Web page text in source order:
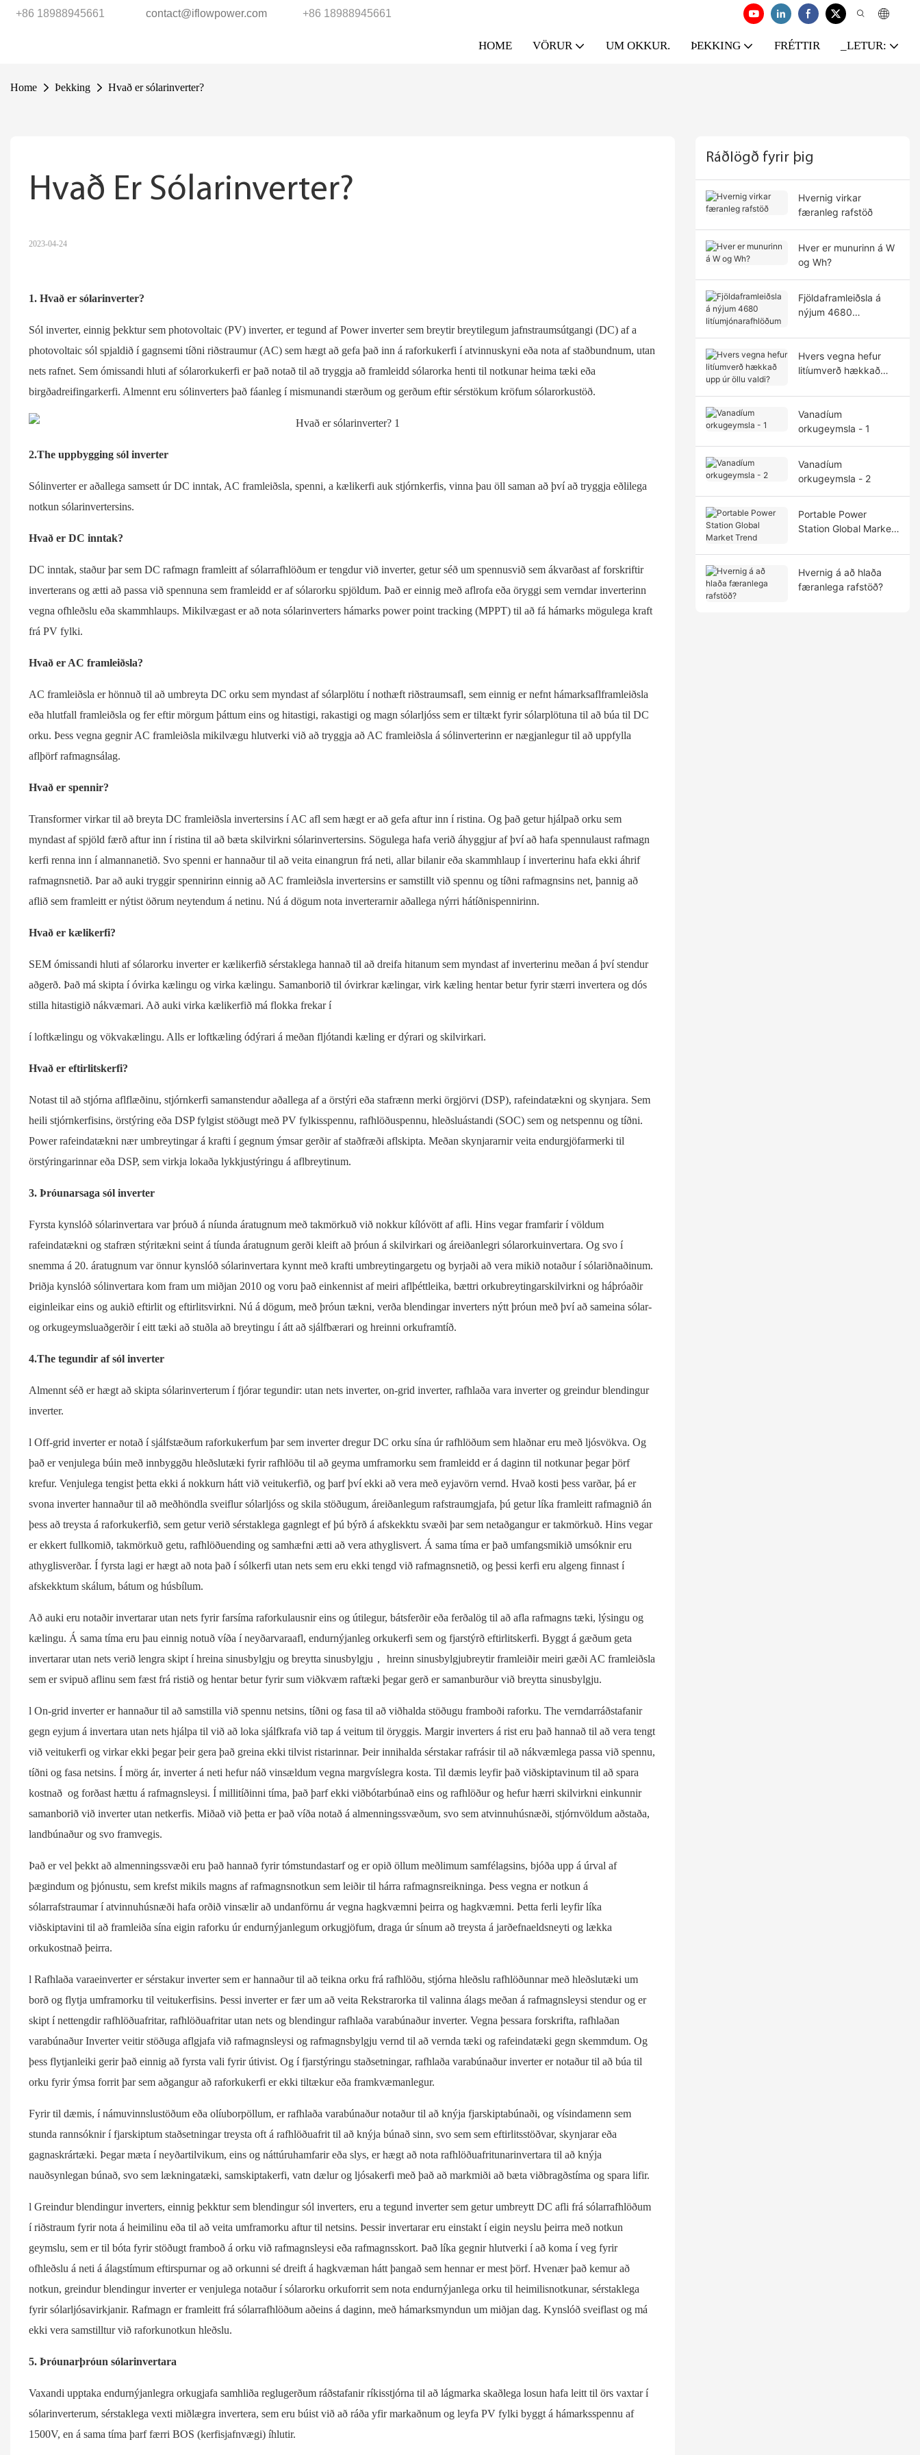
+86 18988945661 contact@iflowpower.com +86 18988945661
HOME VÖRUR UM OKKUR. ÞEKKING FRÉTTIR _LETUR:
Home Þekking Hvað er sólarinverter?
Hvað Er Sólarinverter?
2023-04-24
1. Hvað er sólarinverter?
Sól inverter, einnig þekktur sem photovoltaic (PV) inverter, er tegund af Power inverter sem breytir breytilegum jafnstraumsútgangi (DC) af a
photovoltaic sól spjaldið í gagnsemi tíðni riðstraumur (AC) sem hægt að gefa það inn á raforkukerfi í atvinnuskyni eða nota af staðbundnum, utan
nets rafnet. Sem ómissandi hluti af sólarorkukerfi er það notað til að tryggja að framleidd sólarorka henti til notkunar heima tæki eða
birgðadreifingarkerfi. Almennt eru sólinverters það fáanleg í mismunandi stærðum og gerðum eftir sérstökum kröfum sólarorkustöð.
2.The uppbygging sól inverter
Sólinverter er aðallega samsett úr DC inntak, AC framleiðsla, spenni, a kælikerfi auk stjórnkerfis, vinna þau öll saman að því að tryggja eðlilega
notkun sólarinvertersins.
Hvað er DC inntak?
DC inntak, staður þar sem DC rafmagn framleitt af sólarrafhlöðum er tengdur við inverter, getur séð um spennusvið sem ákvarðast af forskriftir
inverterans og ætti að passa við spennuna sem framleidd er af sólarorku spjöldum. Það er einnig með aflrofa eða öryggi sem verndar inverterinn
vegna ofhleðslu eða skammhlaups. Mikilvægast er að nota sólarinverters hámarks power point tracking (MPPT) til að fá hámarks mögulega kraft
frá PV fylki.
Hvað er AC framleiðsla?
AC framleiðsla er hönnuð til að umbreyta DC orku sem myndast af sólarplötu í nothæft riðstraumsafl, sem einnig er nefnt hámarksaflframleiðsla
eða hlutfall framleiðsla og fer eftir mörgum þáttum eins og hitastigi, rakastigi og magn sólarljóss sem er tiltækt fyrir sólarplötuna til að búa til DC
orku. Þess vegna gegnir AC framleiðsla mikilvægu hlutverki við að tryggja að AC framleiðsla á sólinverterinn er nægjanlegur til að uppfylla
aflþörf rafmagnsálag.
Hvað er spennir?
Transformer virkar til að breyta DC framleiðsla invertersins í AC afl sem hægt er að gefa aftur inn í ristina. Og það getur hjálpað orku sem
myndast af spjöld færð aftur inn í ristina til að bæta skilvirkni sólarinvertersins. Sögulega hafa verið áhyggjur af því að hafa spennulaust rafmagn
kerfi renna inn í almannanetið. Svo spenni er hannaður til að veita einangrun frá neti, allar bilanir eða skammhlaup í inverterinu hafa ekki áhrif
rafmagnsnetið. Þar að auki tryggir spennirinn einnig að AC framleiðsla invertersins er samstillt við spennu og tíðni rafmagnsins net, þannig að
aflið sem framleitt er nýtist öðrum neytendum á netinu. Nú á dögum nota inverterarnir aðallega nýrri hátíðnispennirinn.
Hvað er kælikerfi?
SEM ómissandi hluti af sólarorku inverter er kælikerfið sérstaklega hannað til að dreifa hitanum sem myndast af inverterinu meðan á því stendur
aðgerð. Það má skipta í óvirka kælingu og virka kælingu. Samanborið til óvirkrar kælingar, virk kæling hentar betur fyrir stærri invertera og dós
stilla hitastigið nákvæmari. Að auki virka kælikerfið má flokka frekar í
í loftkælingu og vökvakælingu. Alls er loftkæling ódýrari á meðan fljótandi kæling er dýrari og skilvirkari.
Hvað er eftirlitskerfi?
Notast til að stjórna aflflæðinu, stjórnkerfi samanstendur aðallega af a örstýri eða stafrænn merki örgjörvi (DSP), rafeindatækni og skynjara. Sem
heili stjórnkerfisins, örstýring eða DSP fylgist stöðugt með PV fylkisspennu, rafhlöðuspennu, hleðsluástandi (SOC) sem og netspennu og tíðni.
Power rafeindatækni nær umbreytingar á krafti í gegnum ýmsar gerðir af staðfræði aflskipta. Meðan skynjararnir veita endurgjöfarmerki til
örstýringarinnar eða DSP, sem virkja lokaða lykkjustýringu á aflbreytinum.
3. Þróunarsaga sól inverter
Fyrsta kynslóð sólarinvertara var þróuð á níunda áratugnum með takmörkuð við nokkur kílóvött af afli. Hins vegar framfarir í völdum
rafeindatækni og stafræn stýritækni seint á tíunda áratugnum gerði kleift að þróun á skilvirkari og áreiðanlegri sólarorkuinvertara. Og svo í
snemma á 20. áratugnum var önnur kynslóð sólarinvertara kynnt með krafti umbreytingargetu og byrjaði að vera mikið notaður í sólariðnaðinum.
Þriðja kynslóð sólinvertara kom fram um miðjan 2010 og voru það einkennist af meiri aflþéttleika, bættri orkubreytingarskilvirkni og háþróaðir
eiginleikar eins og aukið eftirlit og eftirlitsvirkni. Nú á dögum, með þróun tækni, verða blendingar inverters nýtt þróun með því að sameina sólar-
og orkugeymsluaðgerðir í eitt tæki að stuðla að breytingu í átt að sjálfbærari og hreinni orkuframtíð.
4.The tegundir af sól inverter
Almennt séð er hægt að skipta sólarinverterum í fjórar tegundir: utan nets inverter, on-grid inverter, rafhlaða vara inverter og greindur blendingur
inverter.
l Off-grid inverter er notað í sjálfstæðum raforkukerfum þar sem inverter dregur DC orku sína úr rafhlöðum sem hlaðnar eru með ljósvökva. Og
það er venjulega búin með innbyggðu hleðslutæki fyrir rafhlöðu til að geyma umframorku sem framleidd er á daginn til notkunar þegar þörf
krefur. Venjulega tengist þetta ekki á nokkurn hátt við veitukerfið, og þarf því ekki að vera með eyjavörn vernd. Hvað kosti þess varðar, þá er
svona inverter hannaður til að meðhöndla sveiflur sólarljóss og skila stöðugum, áreiðanlegum rafstraumgjafa, þú getur líka framleitt rafmagnið án
þess að treysta á raforkukerfið, sem getur verið sérstaklega gagnlegt ef þú býrð á afskekktu svæði þar sem netaðgangur er takmörkuð. Hins vegar
er ekkert fullkomið, takmörkuð getu, rafhlöðuending og samhæfni ætti að vera athyglisvert. Á sama tíma er það umfangsmikið umsóknir eru
athyglisverðar. Í fyrsta lagi er hægt að nota það í sólkerfi utan nets sem eru ekki tengd við rafmagnsnetið, og þessi kerfi eru algeng finnast í
afskekktum skálum, bátum og húsbílum.
Að auki eru notaðir invertarar utan nets fyrir farsíma raforkulausnir eins og útilegur, bátsferðir eða ferðalög til að afla rafmagns tæki, lýsingu og
kælingu. Á sama tíma eru þau einnig notuð víða í neyðarvaraafl, endurnýjanleg orkukerfi sem og fjarstýrð eftirlitskerfi. Byggt á gæðum geta
invertarar utan nets verið lengra skipt í hreina sinusbylgju og breytta sinusbylgju， hreinn sinusbylgjubreytir framleiðir meiri gæði AC framleiðsla
sem er svipuð aflinu sem fæst frá ristið og hentar betur fyrir sum viðkvæm raftæki þegar gerð er samanburður við breytta sinusbylgju.
l On-grid inverter er hannaður til að samstilla við spennu netsins, tíðni og fasa til að viðhalda stöðugu framboði raforku. The verndarráðstafanir
gegn eyjum á invertara utan nets hjálpa til við að loka sjálfkrafa við tap á veitum til öryggis. Margir inverters á rist eru það hannað til að vera tengt
við veitukerfi og virkar ekki þegar þeir gera það greina ekki tilvist ristarinnar. Þeir innihalda sérstakar rafrásir til að nákvæmlega passa við spennu,
tíðni og fasa netsins. Í mörg ár, inverter á neti hefur náð vinsældum vegna margvíslegra kosta. Til dæmis leyfir það viðskiptavinum til að spara
kostnað og forðast hættu á rafmagnsleysi. Í millitíðinni tíma, það þarf ekki viðbótarbúnað eins og rafhlöður og hefur hærri skilvirkni einkunnir
samanborið við inverter utan netkerfis. Miðað við þetta er það víða notað á almenningssvæðum, svo sem atvinnuhúsnæði, stjórnvöldum aðstaða,
landbúnaður og svo framvegis.
Það er vel þekkt að almenningssvæði eru það hannað fyrir tómstundastarf og er opið öllum meðlimum samfélagsins, bjóða upp á úrval af
þægindum og þjónustu, sem krefst mikils magns af rafmagnsnotkun sem leiðir til hárra rafmagnsreikninga. Þess vegna er notkun á
sólarrafstraumar í atvinnuhúsnæði hafa orðið vinsælir að undanförnu ár vegna hagkvæmni þeirra og hagkvæmni. Þetta ferli leyfir líka
viðskiptavini til að framleiða sína eigin raforku úr endurnýjanlegum orkugjöfum, draga úr sínum að treysta á jarðefnaeldsneyti og lækka
orkukostnað þeirra.
l Rafhlaða varaeinverter er sérstakur inverter sem er hannaður til að teikna orku frá rafhlöðu, stjórna hleðslu rafhlöðunnar með hleðslutæki um
borð og flytja umframorku til veitukerfisins. Þessi inverter er fær um að veita Rekstrarorka til valinna álags meðan á rafmagnsleysi stendur og er
skipt í nettengdir rafhlöðuafritar, rafhlöðuafritar utan nets og blendingur rafhlaða varabúnaður inverter. Vegna þessara forskrifta, rafhlaðan
varabúnaður Inverter veitir stöðuga aflgjafa við rafmagnsleysi og rafmagnsbylgju vernd til að vernda tæki og rafeindatæki gegn skemmdum. Og
þess flytjanleiki gerir það einnig að fyrsta vali fyrir útivist. Og í fjarstýringu staðsetningar, rafhlaða varabúnaður inverter er notaður til að búa til
orku fyrir ýmsa forrit þar sem aðgangur að raforkukerfi er ekki tiltækur eða framkvæmanlegur.
Fyrir til dæmis, í námuvinnslustöðum eða olíuborpöllum, er rafhlaða varabúnaður notaður til að knýja fjarskiptabúnaði, og vísindamenn sem
stunda rannsóknir í fjarskiptum staðsetningar treysta oft á rafhlöðuafrit til að knýja búnað sinn, svo sem sem eftirlitsstöðvar, skynjarar eða
gagnaskrártæki. Þegar mæta í neyðartilvikum, eins og náttúruhamfarir eða slys, er hægt að nota rafhlöðuafritunarinvertara til að knýja
nauðsynlegan búnað, svo sem lækningatæki, samskiptakerfi, vatn dælur og ljósakerfi með það að markmiði að bæta viðbragðstíma og spara lifir.
l Greindur blendingur inverters, einnig þekktur sem blendingur sól inverters, eru a tegund inverter sem getur umbreytt DC afli frá sólarrafhlöðum
í riðstraum fyrir nota á heimilinu eða til að veita umframorku aftur til netsins. Þessir invertarar eru einstakt í eigin neyslu þeirra með notkun
geymslu, sem er til bóta fyrir stöðugt framboð á orku við rafmagnsleysi eða rafmagnsskort. Það líka gegnir hlutverki í að koma í veg fyrir
ofhleðslu á neti á álagstímum eftirspurnar og að orkunni sé dreift á hagkvæman hátt þangað sem hennar er mest þörf. Hvenær það kemur að
notkun, greindur blendingur inverter er venjulega notaður í sólarorku orkuforrit sem nota endurnýjanlega orku til heimilisnotkunar, sérstaklega
fyrir sólarljósavirkjanir. Rafmagn er framleitt frá sólarrafhlöðum aðeins á daginn, með hámarksmyndun um miðjan dag. Kynslóð sveiflast og má
ekki vera samstilltur við raforkunotkun hleðslu.
5. Þróunarþróun sólarinvertara
Vaxandi upptaka endurnýjanlegra orkugjafa samhliða reglugerðum ráðstafanir ríkisstjórna til að lágmarka skaðlega losun hafa leitt til örs vaxtar í
sólarinverterum, sérstaklega vexti miðlægra invertera, sem eru búist við að ráða yfir markaðnum og leyfa PV fylki byggt á hámarksspennu af
1500V, en á sama tíma þarf færri BOS (kerfisjafnvægi) íhlutir.
Ráðlögð fyrir þig
Hvernig virkar
færanleg rafstöð
Hver er munurinn á W
og Wh?
Fjöldaframleiðsla á
nýjum 4680
Hvers vegna hefur
litíumverð hækkað
Vanadíum
orkugeymsla - 1
Vanadíum
orkugeymsla - 2
Portable Power
Station Global Market
Hvernig á að hlaða
færanlega rafstöð?